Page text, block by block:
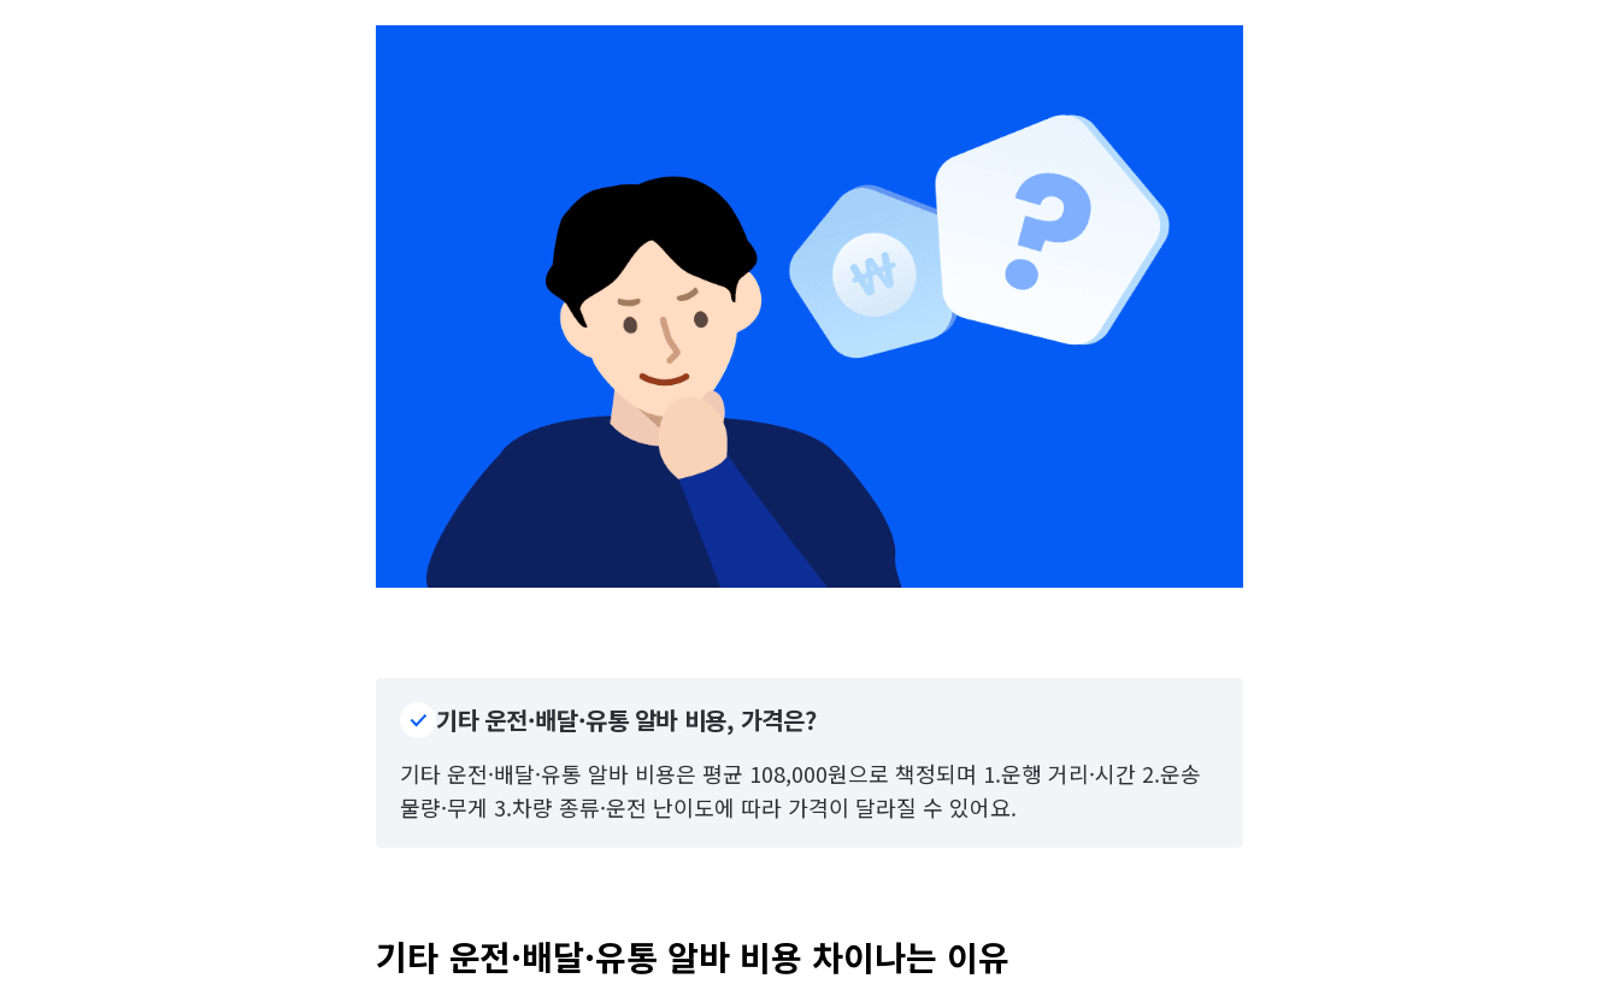
기타 운전·배달·유통 알바 비용, 가격은?
기타 운전·배달·유통 알바 비용은 평균 108,000원으로 책정되며 1.운행 거리·시간 2.운송
물량·무게 3.차량 종류·운전 난이도에 따라 가격이 달라질 수 있어요.
기타 운전·배달·유통 알바 비용 차이나는 이유